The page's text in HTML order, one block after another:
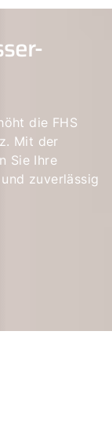
die FHS
Mit der
Sie Ihre
zuverlässig